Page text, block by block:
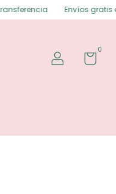
Envíos gratis en
0